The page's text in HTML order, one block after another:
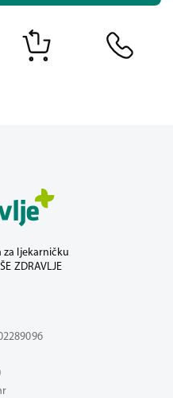
ljekarničku
ZDRAVLJE